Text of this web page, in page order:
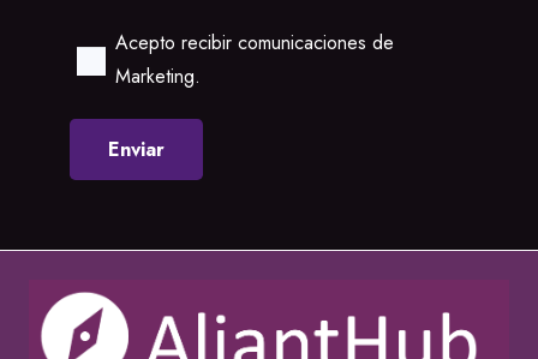
Acepto recibir comunicaciones de
Marketing.